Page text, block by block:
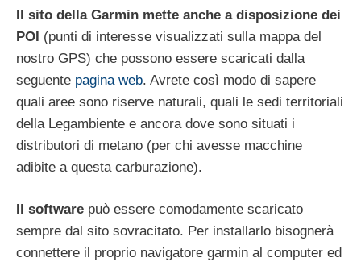
Il sito della Garmin mette anche a disposizione dei
POI (punti di interesse visualizzati sulla mappa del
nostro GPS) che possono essere scaricati dalla
seguente pagina web. Avrete così modo di sapere
quali aree sono riserve naturali, quali le sedi territoriali
della Legambiente e ancora dove sono situati i
distributori di metano (per chi avesse macchine
adibite a questa carburazione).
Il software può essere comodamente scaricato
sempre dal sito sovracitato. Per installarlo bisognerà
connettere il proprio navigatore garmin al computer ed